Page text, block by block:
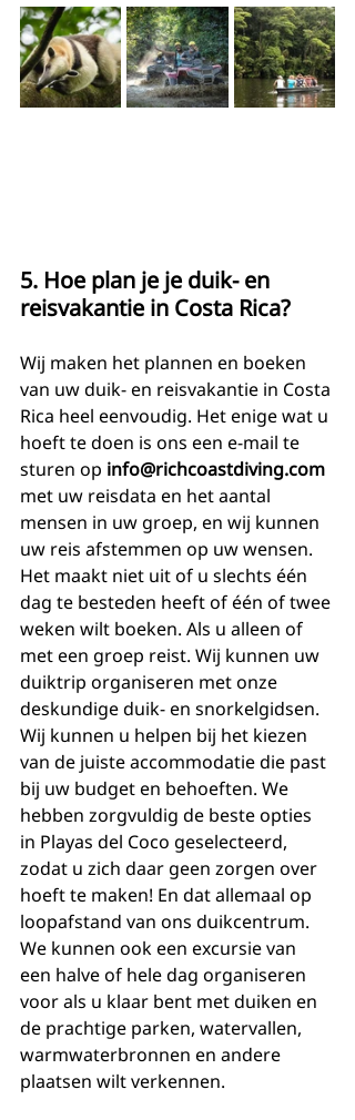
5. Hoe plan je je duik- en
reisvakantie in Costa Rica?
Wij maken het plannen en boeken
van uw duik- en reisvakantie in Costa
Rica heel eenvoudig. Het enige wat u
hoeft te doen is ons een e-mail te
sturen op info@richcoastdiving.com
met uw reisdata en het aantal
mensen in uw groep, en wij kunnen
uw reis afstemmen op uw wensen.
Het maakt niet uit of u slechts één
dag te besteden heeft of één of twee
weken wilt boeken. Als u alleen of
met een groep reist. Wij kunnen uw
duiktrip organiseren met onze
deskundige duik- en snorkelgidsen.
Wij kunnen u helpen bij het kiezen
van de juiste accommodatie die past
bij uw budget en behoeften. We
hebben zorgvuldig de beste opties
in Playas del Coco geselecteerd,
zodat u zich daar geen zorgen over
hoeft te maken! En dat allemaal op
loopafstand van ons duikcentrum.
We kunnen ook een excursie van
een halve of hele dag organiseren
voor als u klaar bent met duiken en
de prachtige parken, watervallen,
warmwaterbronnen en andere
plaatsen wilt verkennen.